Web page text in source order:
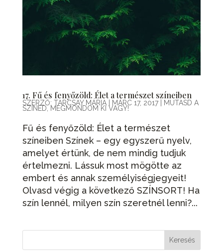
17. Fű és fenyőzöld: Élet a természet színeiben
SZERZŐ: TARCSAY MÁRIA| MÁRC 17, 2017| MUTASD A
SZÍNED, MEGMONDOM KI VAGY!
Fű és fenyőzöld: Élet a természet
színeiben Színek – egy egyszerű nyelv,
amelyet értünk, de nem mindig tudjuk
értelmezni. Lássuk most mögötte az
embert és annak személyiségjegyeit!
Olvasd végig a következő SZÍNSORT! Ha
szín lennél, milyen szín szeretnél lenni?...